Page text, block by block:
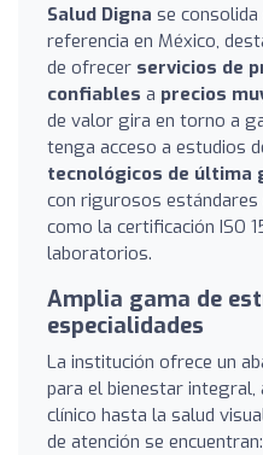
Salud Digna se
referencia en México,
de ofrecer servicios de
confiables a precios
de valor gira en torno a
tenga acceso a estudios
tecnológicos de última
con rigurosos estándares
como la certificación ISO
laboratorios.
Amplia gama de
especialidades
La institución ofrece un
para el bienestar integral,
clínico hasta la salud
de atención se encuentran: